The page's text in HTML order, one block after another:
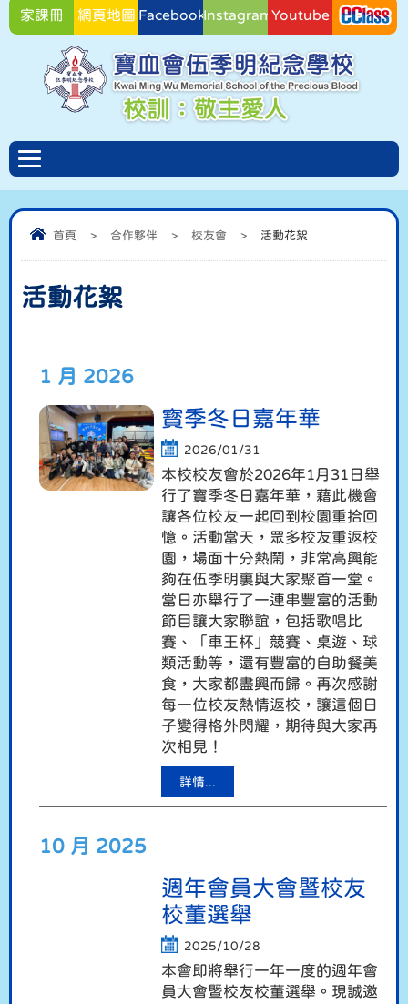
家課冊 網頁地圖 FacebookInstagramYoutube
首頁 > 合作夥伴 > 校友會 > 活動花絮
活動花絮
1 月 2026
寳季冬日嘉年華
2026/01/31
本校校友會於2026年1月31日舉
行了寶季冬日嘉年華，藉此機會
讓各位校友一起回到校園重拾回
憶。活動當天，眾多校友重返校
園，場面十分熱鬧，非常高興能
夠在伍季明裏與大家聚首一堂。
當日亦舉行了一連串豐富的活動
節目讓大家聯誼，包括歌唱比
賽、「車王杯」競賽、桌遊、球
類活動等，還有豐富的自助餐美
食，大家都盡興而歸。再次感謝
每一位校友熱情返校，讓這個日
子變得格外閃耀，期待與大家再
次相見！
詳情...
10 月 2025
週年會員大會暨校友
校董選舉
2025/10/28
本會即將舉行一年一度的週年會
員大會暨校友校董選舉。現誠邀